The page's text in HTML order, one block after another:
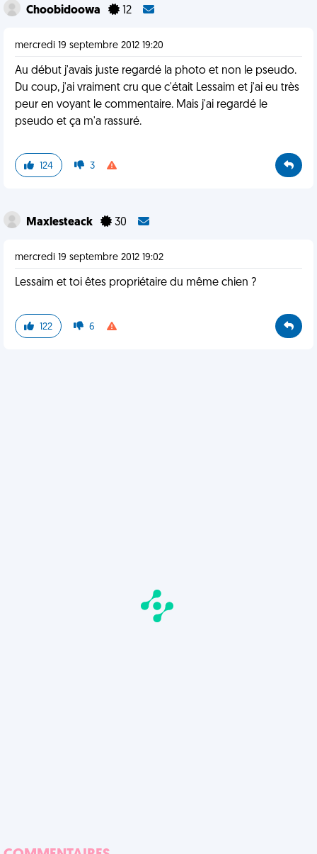
Choobidoowa 12
mercredi 19 septembre 2012 19:20
Au début j'avais juste regardé la photo et non le pseudo.
Du coup, j'ai vraiment cru que c'était Lessaim et j'ai eu très
peur en voyant le commentaire. Mais j'ai regardé le
pseudo et ça m'a rassuré.
124 3
Maxlesteack 30
mercredi 19 septembre 2012 19:02
Lessaim et toi êtes propriétaire du même chien ?
122 6